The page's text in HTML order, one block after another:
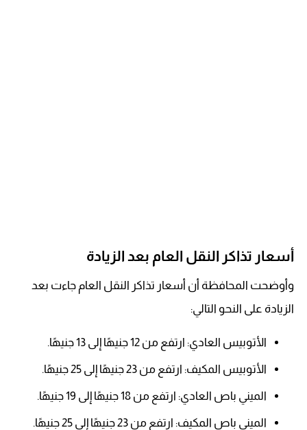
أسعار تذاكر النقل العام بعد الزيادة
وأوضحت المحافظة أن أسعار تذاكر النقل العام جاءت بعد
الزيادة على النحو التالي:
الأتوبيس العادي: ارتفع من 12 جنيهًا إلى 13 جنيهًا.
الأتوبيس المكيف: ارتفع من 23 جنيهًا إلى 25 جنيهًا.
الميني باص العادي: ارتفع من 18 جنيهًا إلى 19 جنيهًا.
الميني باص المكيف: ارتفع من 23 جنيهًا إلى 25 جنيهًا.